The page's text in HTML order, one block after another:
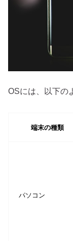
OSには、以下の
端末の種類
パソコン